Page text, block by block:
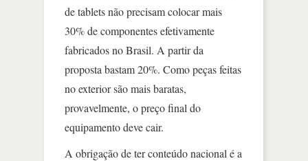
de tablets não precisam colocar mais
30% de componentes efetivamente
fabricados no Brasil. A partir da
proposta bastam 20%. Como peças feitas
no exterior são mais baratas,
provavelmente, o preço final do
equipamento deve cair.
A obrigação de ter conteúdo nacional é a